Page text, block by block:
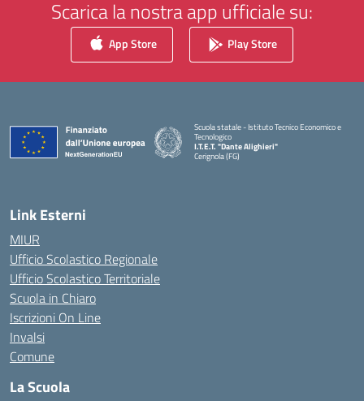
Scarica la nostra app ufficiale su:
App Store Play Store
Scuola statale - Istituto Tecnico Economico e
Tecnologico
I.T.E.T. "Dante Alighieri"
Cerignola (FG)
— Visita la pagina iniziale della scuola
Link Esterni
MIUR
Ufficio Scolastico Regionale
Ufficio Scolastico Territoriale
Scuola in Chiaro
Iscrizioni On Line
Invalsi
Comune
La Scuola